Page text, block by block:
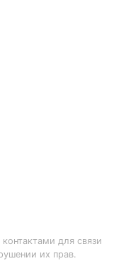
для связи
их прав.